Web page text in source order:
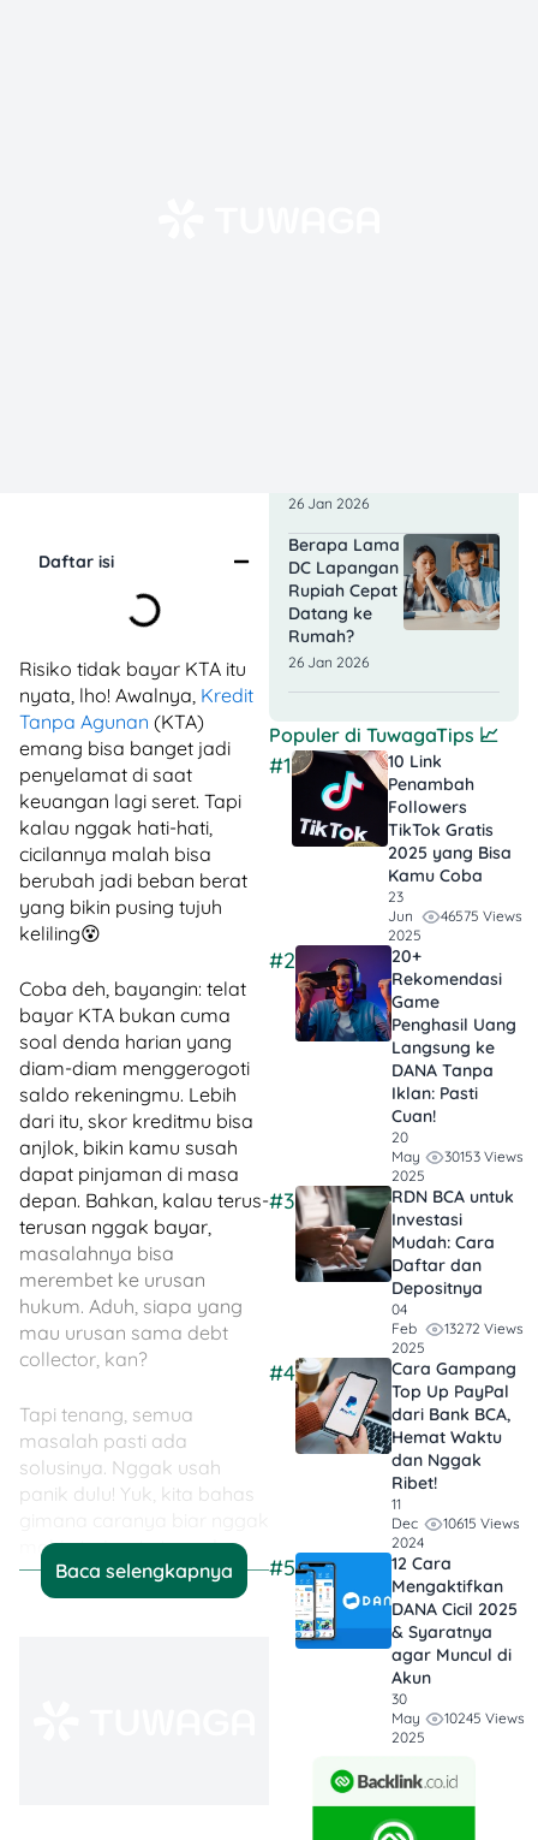
Daftar isi
Risiko tidak bayar KTA itu
nyata, lho! Awalnya, Kredit
Tanpa Agunan (KTA)
emang bisa banget jadi
penyelamat di saat
keuangan lagi seret. Tapi
kalau nggak hati-hati,
cicilannya malah bisa
berubah jadi beban berat
yang bikin pusing tujuh
keliling😵
Coba deh, bayangin: telat
bayar KTA bukan cuma
soal denda harian yang
diam-diam menggerogoti
saldo rekeningmu. Lebih
dari itu, skor kreditmu bisa
anjlok, bikin kamu susah
dapat pinjaman di masa
depan. Bahkan, kalau terus-
terusan nggak bayar,
masalahnya bisa
merembet ke urusan
hukum. Aduh, siapa yang
mau urusan sama debt
collector, kan?
Tapi tenang, semua
masalah pasti ada
solusinya. Nggak usah
panik dulu! Yuk, kita bahas
makin terjerat utang dan
tetap bisa napas lega di
tengah himpitan cicilan.
Baca selengkapnya
26 Jan 2026
Berapa Lama
DC Lapangan
Rupiah Cepat
Datang ke
Rumah?
26 Jan 2026
Populer di TuwagaTips 📈
#1
10 Link
Penambah
Followers
TikTok Gratis​
2025 yang Bisa
Kamu Coba
23
Jun
2025
46575 Views
#2
20+
Rekomendasi
Game
Penghasil Uang
Langsung ke
DANA Tanpa
Iklan​: Pasti
Cuan!
20
May
2025
30153 Views
#3
RDN BCA untuk
Investasi
Mudah: Cara
Daftar dan
Depositnya
04
Feb
2025
13272 Views
#4
Cara Gampang
Top Up PayPal
dari Bank BCA,
Hemat Waktu
dan Nggak
Ribet!
11
Dec
2024
10615 Views
#5
12 Cara
Mengaktifkan
DANA Cicil 2025
& Syaratnya
agar Muncul di
Akun
30
May
2025
10245 Views